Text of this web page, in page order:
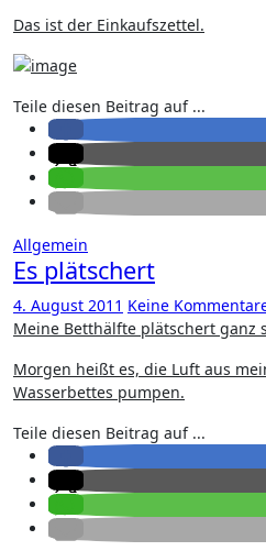
Das ist der Einkaufszettel.
Teile diesen Beitrag auf ...
Allgemein
Es plätschert
4. August 2011 Keine
Meine Betthälfte plätschert ganz
Morgen heißt es, die Luft aus
Wasserbettes pumpen.
Teile diesen Beitrag auf ...